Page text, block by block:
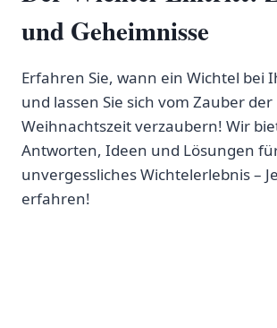
und Geheimnisse
Erfahren Sie, wann ein Wichtel bei
und lassen Sie sich vom Zauber der
Weihnachtszeit verzaubern! Wir
Antworten, Ideen und Lösungen
unvergessliches Wichtelerlebnis –
erfahren!